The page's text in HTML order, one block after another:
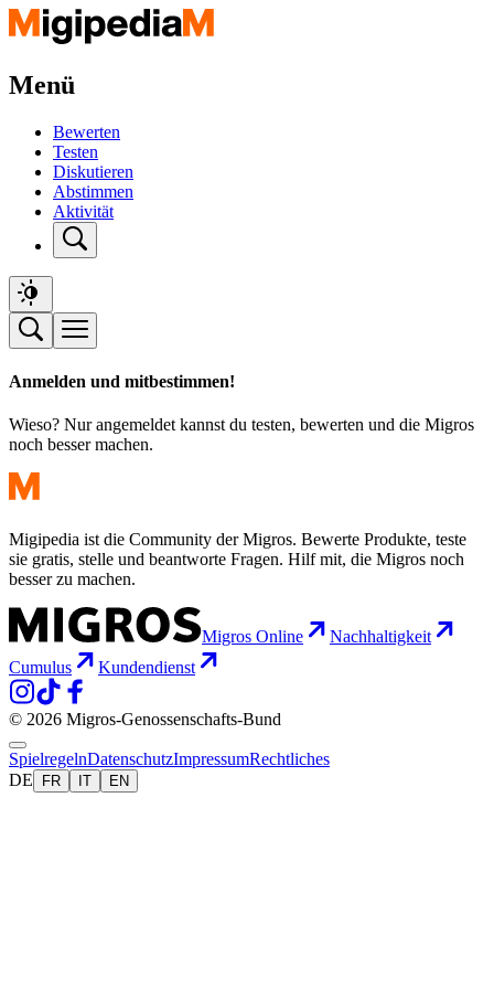
Menü
Bewerten
Testen
Diskutieren
Abstimmen
Aktivität
Anmelden und mitbestimmen!
Wieso? Nur angemeldet kannst du testen, bewerten und die Migros
noch besser machen.
Migipedia ist die Community der Migros. Bewerte Produkte, teste
sie gratis, stelle und beantworte Fragen. Hilf mit, die Migros noch
besser zu machen.
Migros Online
Nachhaltigkeit
Cumulus
Kundendienst
© 2026 Migros-Genossenschafts-Bund
SpielregelnDatenschutzImpressumRechtliches
DE
FR IT EN